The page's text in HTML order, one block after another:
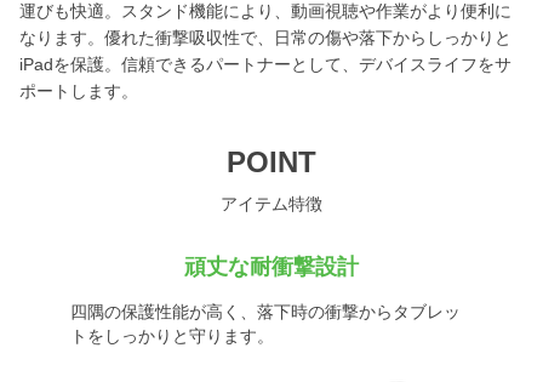
運びも快適。スタンド機能により、動画視聴や作業がより便利に
なります。優れた衝撃吸収性で、日常の傷や落下からしっかりと
iPadを保護。信頼できるパートナーとして、デバイスライフをサ
ポートします。
POINT
アイテム特徴
頑丈な耐衝撃設計
四隅の保護性能が高く、落下時の衝撃からタブレッ
トをしっかりと守ります。